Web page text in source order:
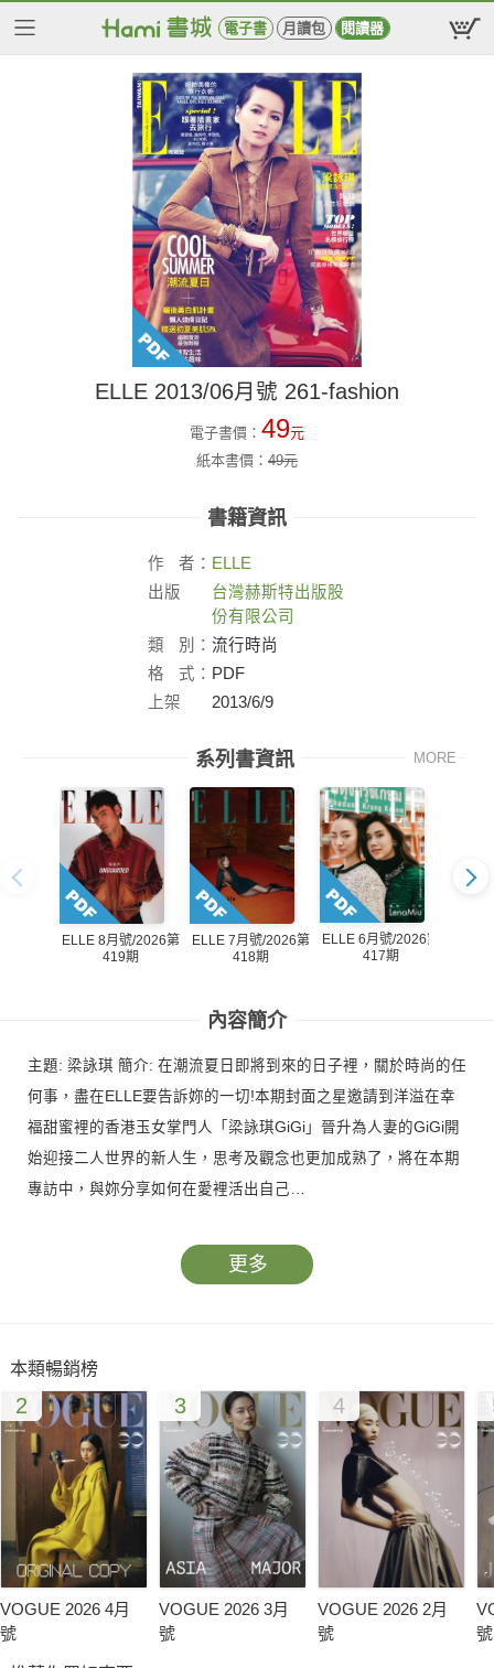
電子書 月讀包 閱讀器
ELLE 2013/06月號 261-fashion
電子書價： 49元
紙本書價： 49元
書籍資訊
作 者： ELLE
出版
台灣赫斯特出版股
份有限公司
類
別： 流行時尚
格
式： PDF
上架
2013/6/9
系列書資訊 MORE
ELLE 8月號/2026第
419期
ELLE 7月號/2026第
418期
ELLE 6月號/2026第
417期
內容簡介
主題: 梁詠琪 簡介: 在潮流夏日即將到來的日子裡，關於時尚的任
何事，盡在ELLE要告訴妳的一切!本期封面之星邀請到洋溢在幸
福甜蜜裡的香港玉女掌門人「梁詠琪GiGi」晉升為人妻的GiGi開
始迎接二人世界的新人生，思考及觀念也更加成熟了，將在本期
專訪中，與妳分享如何在愛裡活出自己…
更多
本類暢銷榜
2
VOGUE 2026 4月
號
3
VOGUE 2026 3月
號
4
VOGUE 2026 2月
號
號